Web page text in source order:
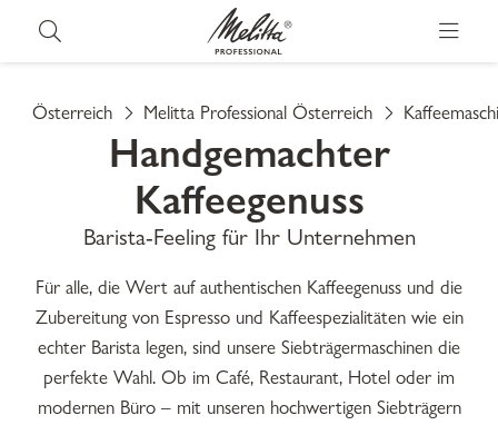
Österreich Melitta Professional Österreich
Handgemachter
Kaffeegenuss
Barista-Feeling für Ihr Unternehmen
Für alle, die Wert auf authentischen Kaffeegenuss und die
Zubereitung von Espresso und Kaffeespezialitäten wie ein
echter Barista legen, sind unsere Siebträgermaschinen die
perfekte Wahl. Ob im Café, Restaurant, Hotel oder im
modernen Büro – mit unseren hochwertigen Siebträgern